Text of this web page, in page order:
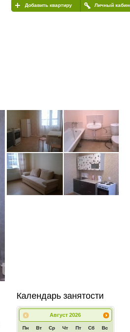
Личный
Добавить квартиру
Календарь занятости
Август 2026
Пн Вт Ср Чт Пт Сб Вс